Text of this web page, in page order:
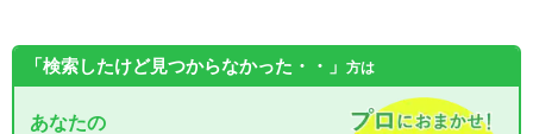
「検索したけど見つからなかった・・」 方は
あなたの